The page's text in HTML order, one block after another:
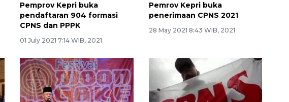
Pemprov Kepri buka
pendaftaran 904 formasi
CPNS dan PPPK
01 July 2021 7:14 WIB, 2021
Pemrov Kepri buka
penerimaan CPNS 2021
28 May 2021 8:43 WIB, 2021